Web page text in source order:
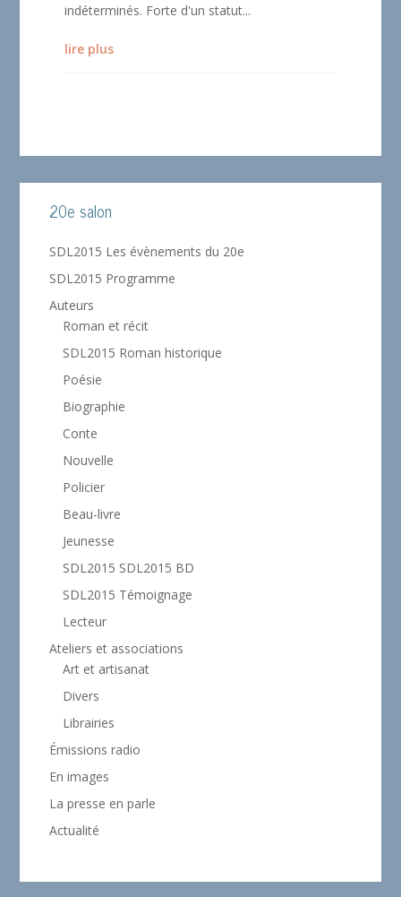
indéterminés. Forte d'un statut...
lire plus
20e salon
SDL2015 Les évènements du 20e
SDL2015 Programme
Auteurs
Roman et récit
SDL2015 Roman historique
Poésie
Biographie
Conte
Nouvelle
Policier
Beau-livre
Jeunesse
SDL2015 SDL2015 BD
SDL2015 Témoignage
Lecteur
Ateliers et associations
Art et artisanat
Divers
Librairies
Émissions radio
En images
La presse en parle
Actualité